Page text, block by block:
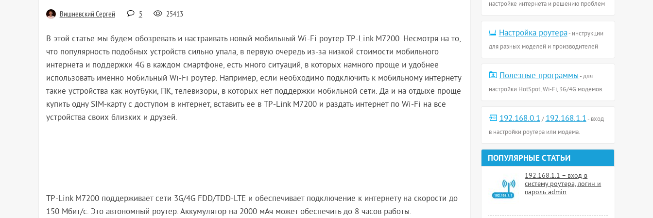
Вишневский Сергей 5 25413
В этой статье мы будем обозревать и настраивать новый мобильный Wi-Fi роутер TP-Link M7200. Несмотря на то,
что популярность подобных устройств сильно упала, в первую очередь из-за низкой стоимости мобильного
интернета и поддержки 4G в каждом смартфоне, есть много ситуаций, в которых намного проще и удобнее
использовать именно мобильный Wi-Fi роутер. Например, если необходимо подключить к мобильному интернету
такие устройства как ноутбуки, ПК, телевизоры, в которых нет поддержки мобильной сети. Да и на отдыхе проще
купить одну SIM-карту с доступом в интернет, вставить ее в TP-Link M7200 и раздать интернет по Wi-Fi на все
устройства своих близких и друзей.
TP-Link M7200 поддерживает сети 3G/4G FDD/TDD-LTE и обеспечивает подключение к интернету на скорости до
150 Мбит/с. Это автономный роутер. Аккумулятор на 2000 мАч может обеспечить до 8 часов работы.
настройке интернета и решению проблем
Настройка роутера- инструкции
для разных моделей и производителей
Полезные программы- для
настройки HotSpot, Wi-Fi, 3G/4G модемов.
192.168.0.1 /192.168.1.1- вход
в настройки роутера или модема.
ПОПУЛЯРНЫЕ СТАТЬИ
192.168.1.1 – вход в
систему роутера, логин и
пароль admin